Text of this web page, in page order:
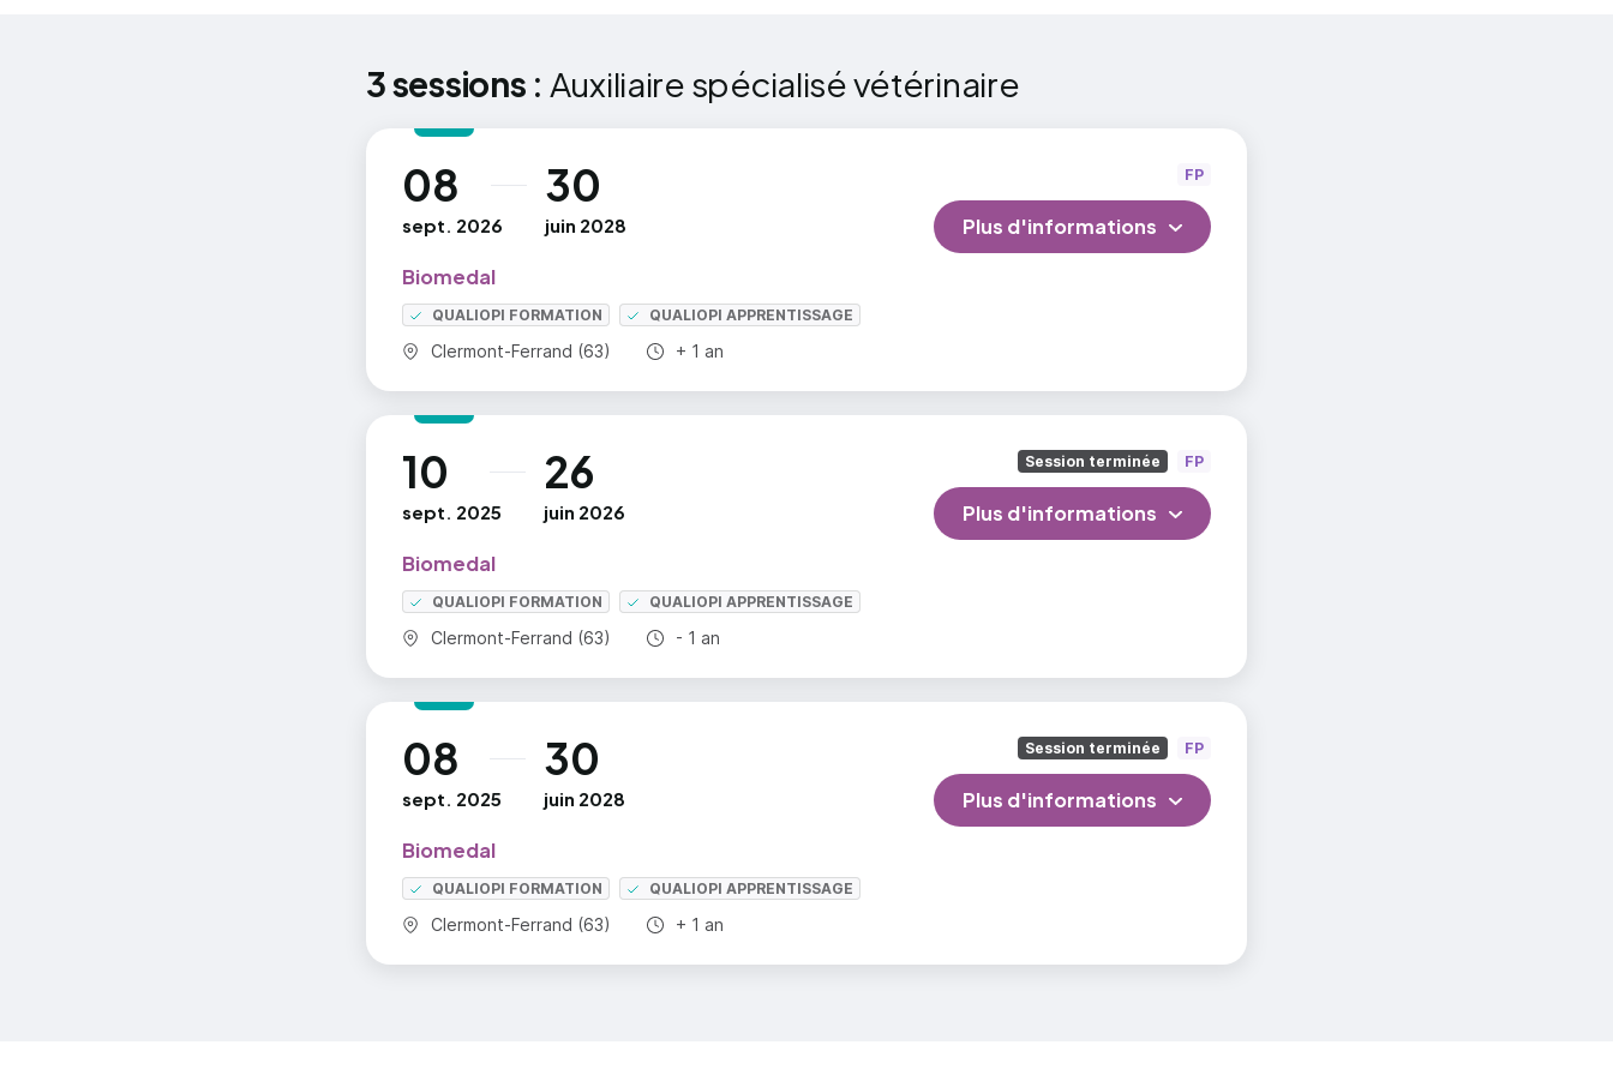
3 sessions : Auxiliaire spécialisé vétérinaire
08
sept. 2026
au 30
juin 2028
Biomedal
QUALIOPI FORMATION QUALIOPI APPRENTISSAGE
Commune :
Clermont-Ferrand (63) Durée totale :
+ 1 an
FP
Plus d'informations
10
sept. 2025
au 26
juin 2026
Biomedal
QUALIOPI FORMATION QUALIOPI APPRENTISSAGE
Commune :
Clermont-Ferrand (63) Durée totale :
- 1 an
Session terminée FP
Plus d'informations
08
sept. 2025
au 30
juin 2028
Biomedal
QUALIOPI FORMATION QUALIOPI APPRENTISSAGE
Commune :
Clermont-Ferrand (63) Durée totale :
+ 1 an
Session terminée FP
Plus d'informations